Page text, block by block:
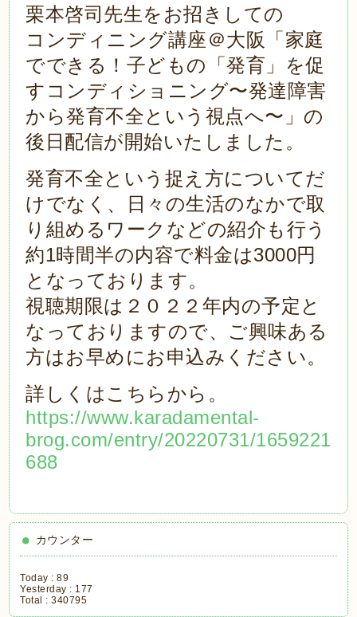
栗本啓司先生をお招きしての
コンディニング講座＠大阪「家庭
でできる！子どもの「発育」を促
すコンディショニング〜発達障害
から発育不全という視点へ〜」の
後日配信が開始いたしました。
発育不全という捉え方についてだ
けでなく、日々の生活のなかで取
り組めるワークなどの紹介も行う
約1時間半の内容で料金は3000円
となっております。
視聴期限は２０２２年内の予定と
なっておりますので、ご興味ある
方はお早めにお申込みください。
詳しくはこちらから。
https://www.karadamental-
brog.com/entry/20220731/1659221
688
カウンター
Today :89
Yesterday : 177
Total :340795